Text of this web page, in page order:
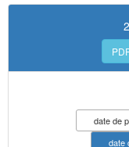
date de
date